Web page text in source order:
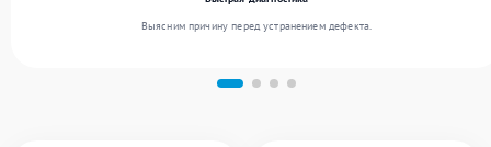
Выясним причину перед устранением дефекта.